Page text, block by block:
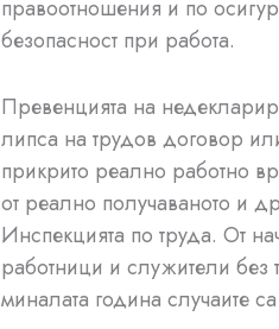
правоотношения и по
безопасност при работа.
Превенцията на
липса на трудов договор
прикрито реално работно
от реално получаваното и
Инспекцията по труда. От
работници и служители
миналата година случаите